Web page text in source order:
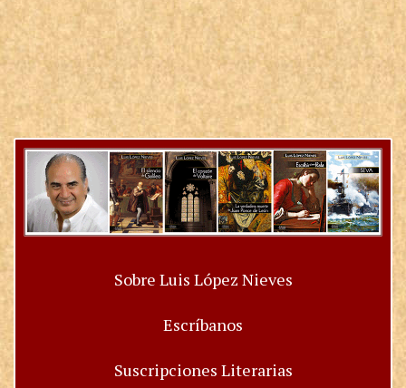
Sobre Luis López Nieves
Escríbanos
Suscripciones Literarias